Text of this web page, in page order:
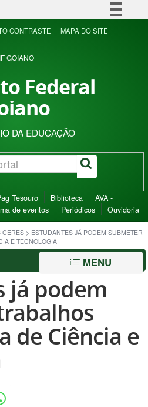
Simplifique!
Acesso à informação
CONTRASTE MAPA DO SITE
IF GOIANO
Federal
DA EDUCAÇÃO
Tesouro Biblioteca
AVA -
de eventos Periódicos Ouvidoria
CERES > ESTUDANTES JÁ PODEM SUBMETER
E TECNOLOGIA
MENU
já podem
de Ciência e